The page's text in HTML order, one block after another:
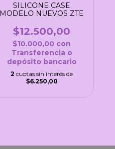
SILICONE CASE
MODELO NUEVOS ZTE
$12.500,00
$10.000,00 con
Transferencia o
depósito bancario
2 cuotas sin interés de
$6.250,00